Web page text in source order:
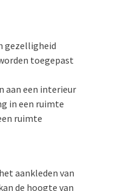
gezelligheid
toegepast
aan een interieur
in een ruimte
ruimte
aankleden van
de hoogte van